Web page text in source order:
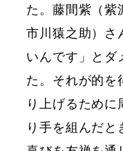
た。藤間紫（紫
市川猿之助）さ
いんです」とダ
た。それが的を
り上げるために
り手を組んだと